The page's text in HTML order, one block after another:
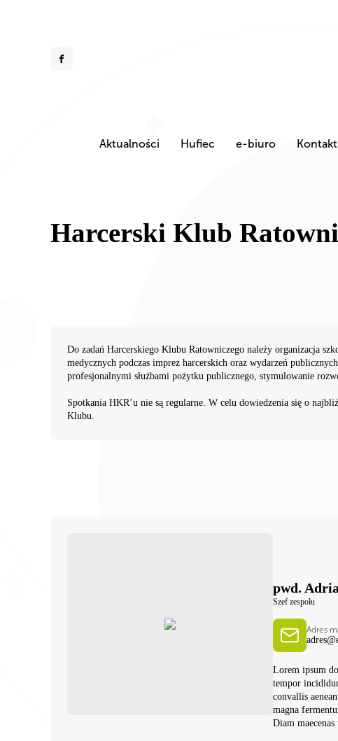
Aktualności Hufiec e-biuro Kontakt
Harcerski Klub
Do zadań Harcerskiego Klubu Ratowniczego należy organizacja
medycznych podczas imprez harcerskich oraz wydarzeń
profesjonalnymi służbami pożytku publicznego, stymulowanie
Spotkania HKR’u nie są regularne. W celu dowiedzenia się o
Klubu.
pwd.
Szef zespołu
Adres
Lorem ipsum
tempor
convallis
magna
Diam